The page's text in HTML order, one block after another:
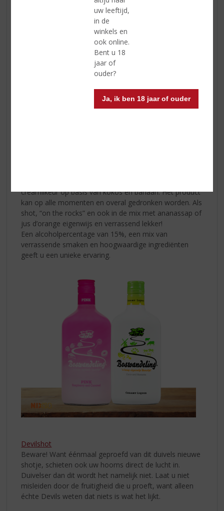
uw leeftijd,
in de
winkels en
ook online.
Bent u 18
jaar of
ouder?
Ja, ik ben 18 jaar of ouder
creamlikeur op basis van kokos en banaan. Het product
kan op alle momenten en overal gedronken worden. Als
shot, “on the rocks” en ook in de mix met ananassap of
jus d’orange eigenwijs en verrassend lekker!
Een alcoholpercentage van 15%, een mix van
verrassende smaken en hoogwaardige ingrediënten
geeft u een unieke ervaring.
Devilshot
Beware! Want éénmaal geproefd van dit duivels nieuwe
shotje, schieten ook uw hoorns direct de lucht in.
Duivelser dan dit wordt het namelijk niet. Laat u niet
misleiden door de fruitigheid die u proeft, want alleen
échte Devils weten dat niets is wat het lijkt.